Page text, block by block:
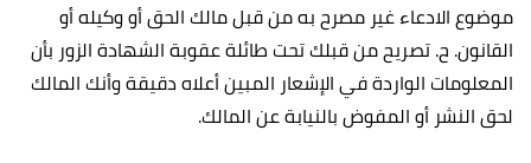
موضوع الادعاء غير مصرح به من قبل مالك الحق أو وكيله أو
القانون. ح‌. تصريح من قبلك تحت طائلة عقوبة الشهادة الزور بأن
المعلومات الواردة في الإشعار المبين أعلاه دقيقة وأنك المالك
لحق النشر أو المفوض بالنيابة عن المالك.